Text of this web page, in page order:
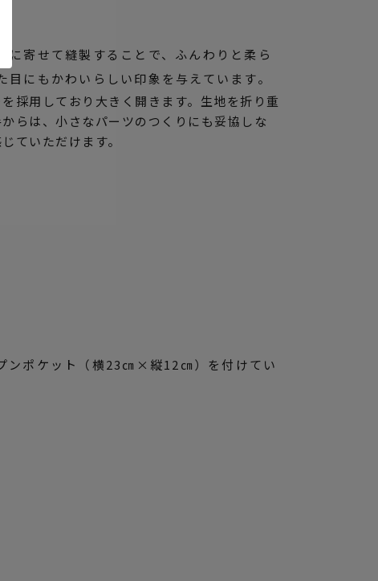
に寄せて縫製することで、ふんわりと柔ら
にもかわいらしい印象を与えています。
採用しており大きく開きます。生地を折り重
らは、小さなパーツのつくりにも妥協しな
ていただけます。
ンポケット（横23㎝×縦12㎝）を付けてい